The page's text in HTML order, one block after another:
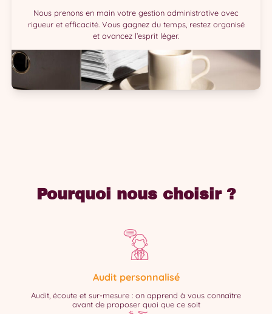
Nous prenons en main votre gestion administrative avec
rigueur et efficacité. Vous gagnez du temps, restez organisé
et avancez l’esprit léger.
Pourquoi nous choisir ?
Audit personnalisé
Audit, écoute et sur-mesure : on apprend à vous connaître
avant de proposer quoi que ce soit